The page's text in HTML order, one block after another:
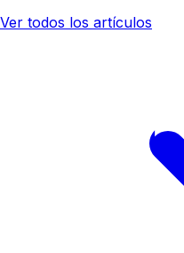
Ver todos los artículos